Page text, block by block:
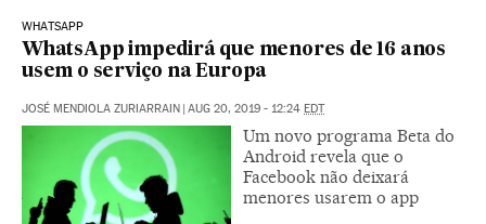
WHATSAPP
WhatsApp impedirá que menores de 16 anos
usem o serviço na Europa
JOSÉ MENDIOLA ZURIARRAIN | AUG 20, 2019 - 12:24 EDT
Um novo programa Beta do
Android revela que o
Facebook não deixará
menores usarem o app